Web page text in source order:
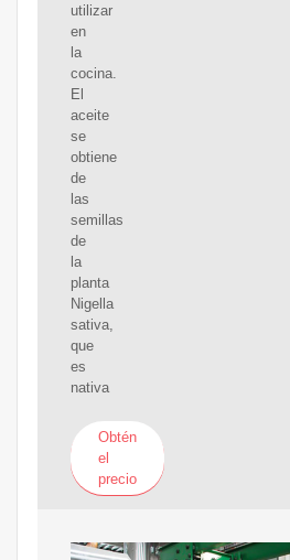
utilizar
en
la
cocina.
El
aceite
se
obtiene
de
las
semillas
de
la
planta
Nigella
sativa,
que
es
nativa
Obtén
el
precio